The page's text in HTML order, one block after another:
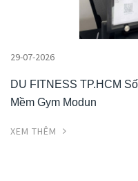
29-07-2026
DU FITNESS TP.HCM
Mềm Gym Modun
XEM THÊM